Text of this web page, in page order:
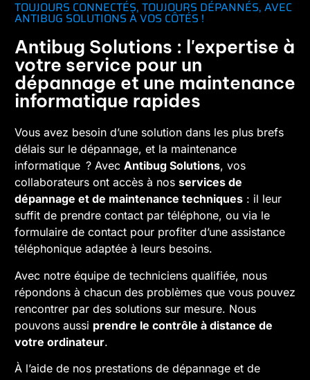
TOUJOURS CONNECTÉS, TOUJOURS DÉPANNÉS, AVEC
ANTIBUG SOLUTIONS À VOS CÔTÉS !
Antibug Solutions : l'expertise à
votre service pour un
dépannage et une maintenance
informatique rapides
Vous avez besoin d’une solution dans les plus brefs
délais sur le dépannage, et la maintenance
informatique ? Avec Antibug Solutions, vos
collaborateurs ont accès à nos services de
dépannage et de maintenance techniques : il leur
suffit de prendre contact par téléphone, ou via le
formulaire de contact pour profiter d’une assistance
téléphonique adaptée à leurs besoins.
Avec notre équipe de techniciens qualifiée, nous
répondons à chacun des problèmes que vous pouvez
rencontrer par des solutions sur mesure. Nous
pouvons aussi prendre le contrôle à distance de
votre ordinateur.
À l’aide de nos prestations de dépannage et de